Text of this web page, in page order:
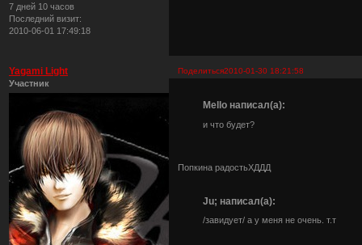
7 дней 10 часов
Последний визит:
2010-06-01 17:49:18
Поделиться2010-01-30 18:21:58
Yagami Light
Участник
Mello написал(а):
и что будет?
Попкина радостьХДДД
Ju; написал(а):
/завидует/ а у меня не очень. т.т